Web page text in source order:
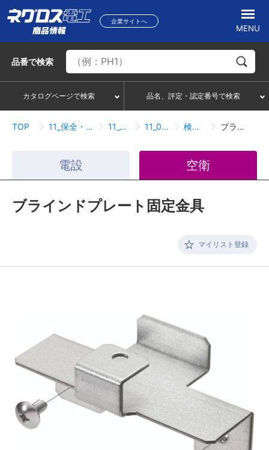
企業サイトへ
MENU
品番で検索
カタログページで検索 品名、評定・認定番号で検索
TOP 11_保全・保護・化粧・補修・ケーブル接続 11_02_メンテナンス 11_02_01_メンテナンス 検索結果一覧 ブラインドプレート固定金具
電設 空衛
ブラインドプレート固定金具
マイリスト登録